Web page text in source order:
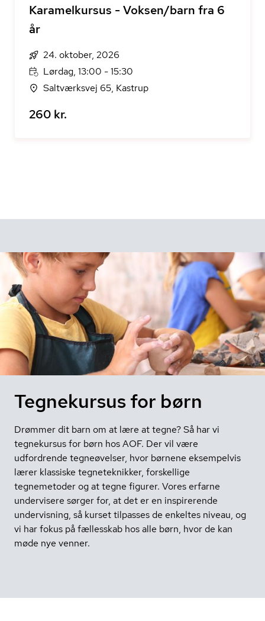
Karamelkursus - Voksen/barn fra 6
år
24. oktober, 2026
Lørdag, 13:00 - 15:30
Saltværksvej 65, Kastrup
260 kr.
Tegnekursus for børn
Drømmer dit barn om at lære at tegne? Så har vi
tegnekursus for børn hos AOF. Der vil være
udfordrende tegneøvelser, hvor børnene eksempelvis
lærer klassiske tegneteknikker, forskellige
tegnemetoder og at tegne figurer. Vores erfarne
undervisere sørger for, at det er en inspirerende
undervisning, så kurset tilpasses de enkeltes niveau, og
vi har fokus på fællesskab hos alle børn, hvor de kan
møde nye venner.